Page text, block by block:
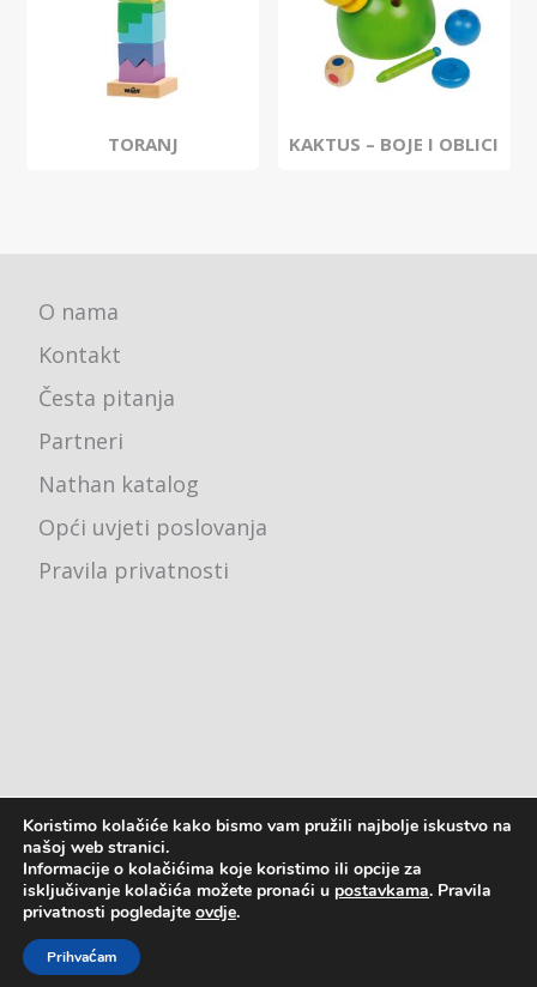
TORANJ KAKTUS – BOJE I OBLICI
O nama
Kontakt
Česta pitanja
Partneri
Nathan katalog
Opći uvjeti poslovanja
Pravila privatnosti
Ured - Karlovačka cesta 4j, 10000 Zagreb
pon - pet: 8:00 - 16:00
Koristimo kolačiće kako bismo vam pružili najbolje iskustvo na
našoj web stranici.
Informacije o kolačićima koje koristimo ili opcije za
isključivanje kolačića možete pronaći u postavkama. Pravila
privatnosti pogledajte ovdje.
Prihvaćam